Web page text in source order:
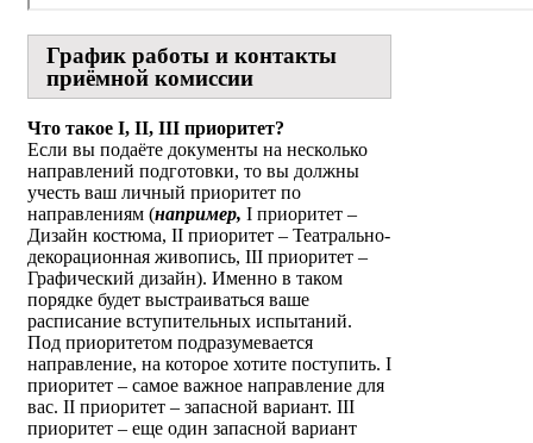
График работы и контакты
приёмной комиссии
Что такое I, II, III приоритет?
Если вы подаёте документы на несколько
направлений подготовки, то вы должны
учесть ваш личный приоритет по
направлениям (например, I приоритет –
Дизайн костюма, II приоритет – Театрально-
декорационная живопись, III приоритет –
Графический дизайн). Именно в таком
порядке будет выстраиваться ваше
расписание вступительных испытаний.
Под приоритетом подразумевается
направление, на которое хотите поступить. I
приоритет – самое важное направление для
вас. II приоритет – запасной вариант. III
приоритет – еще один запасной вариант